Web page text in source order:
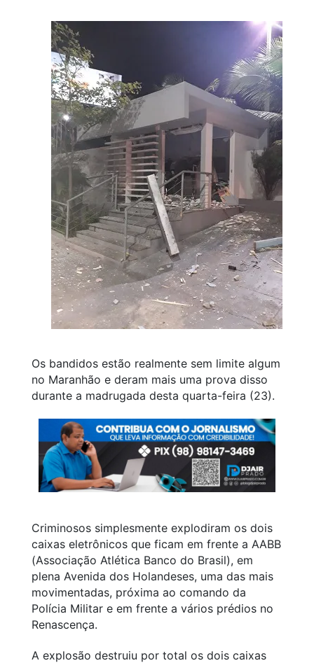
Os bandidos estão realmente sem limite algum
no Maranhão e deram mais uma prova disso
durante a madrugada desta quarta-feira (23).
Criminosos simplesmente explodiram os dois
caixas eletrônicos que ficam em frente a AABB
(Associação Atlética Banco do Brasil), em
plena Avenida dos Holandeses, uma das mais
movimentadas, próxima ao comando da
Polícia Militar e em frente a vários prédios no
Renascença.
A explosão destruiu por total os dois caixas